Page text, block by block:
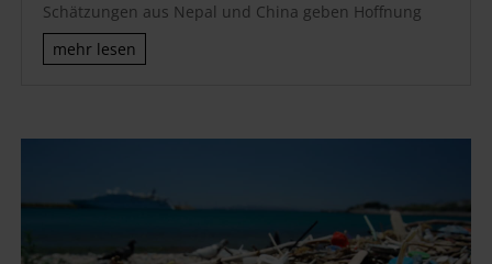
Schätzungen aus Nepal und China geben Hoffnung
mehr lesen